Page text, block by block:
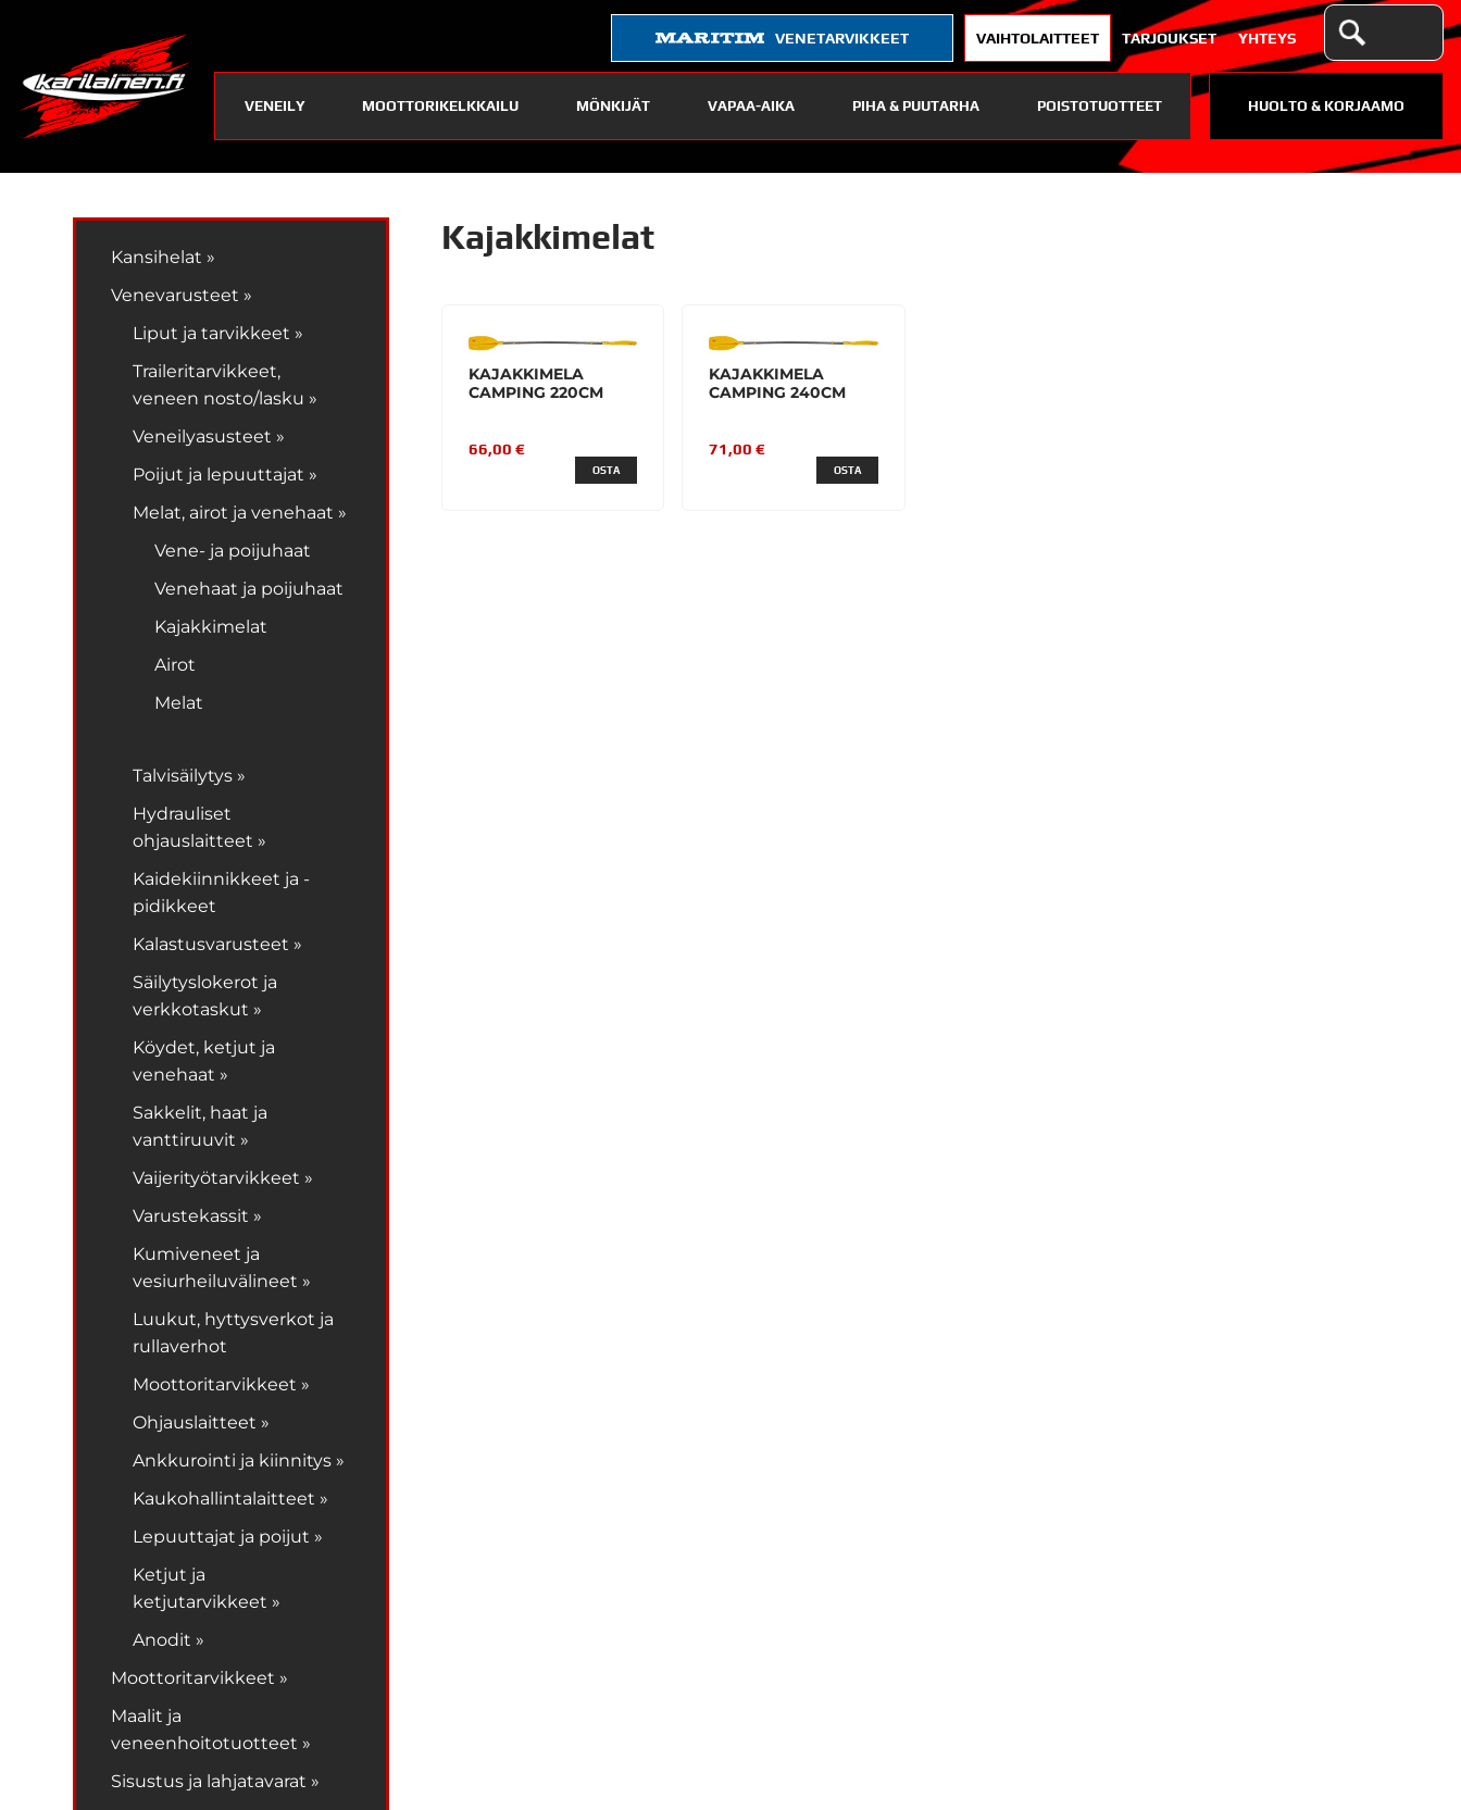
VENETARVIKKEET VAIHTOLAITTEET TARJOUKSET YHTEYS
VENEILY MOOTTORIKELKKAILU MÖNKIJÄT VAPAA-AIKA PIHA & PUUTARHA POISTOTUOTTEET HUOLTO & KORJAAMO
Kansihelat »
Venevarusteet »
Liput ja tarvikkeet »
Traileritarvikkeet,
veneen nosto/lasku »
Veneilyasusteet »
Poijut ja lepuuttajat »
Melat, airot ja venehaat »
Vene- ja poijuhaat
Venehaat ja poijuhaat
Kajakkimelat
Airot
Melat
Talvisäilytys »
Hydrauliset
ohjauslaitteet »
Kaidekiinnikkeet ja -
pidikkeet
Kalastusvarusteet »
Säilytyslokerot ja
verkkotaskut »
Köydet, ketjut ja
venehaat »
Sakkelit, haat ja
vanttiruuvit »
Vaijerityötarvikkeet »
Varustekassit »
Kumiveneet ja
vesiurheiluvälineet »
Luukut, hyttysverkot ja
rullaverhot
Moottoritarvikkeet »
Ohjauslaitteet »
Ankkurointi ja kiinnitys »
Kaukohallintalaitteet »
Lepuuttajat ja poijut »
Ketjut ja
ketjutarvikkeet »
Anodit »
Moottoritarvikkeet »
Maalit ja
veneenhoitotuotteet »
Sisustus ja lahjatavarat »
Kajakkimelat
KAJAKKIMELA
CAMPING 220CM
66,00 €
OSTA
KAJAKKIMELA
CAMPING 240CM
71,00 €
OSTA